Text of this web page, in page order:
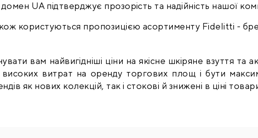
UA підтверджує прозорість та надійність нашої
вам найвигідніші ціни на якісне шкіряне взуття
витрат на оренду торгових площ і бути
як нових колекцій, так і стокові й знижені в ціні